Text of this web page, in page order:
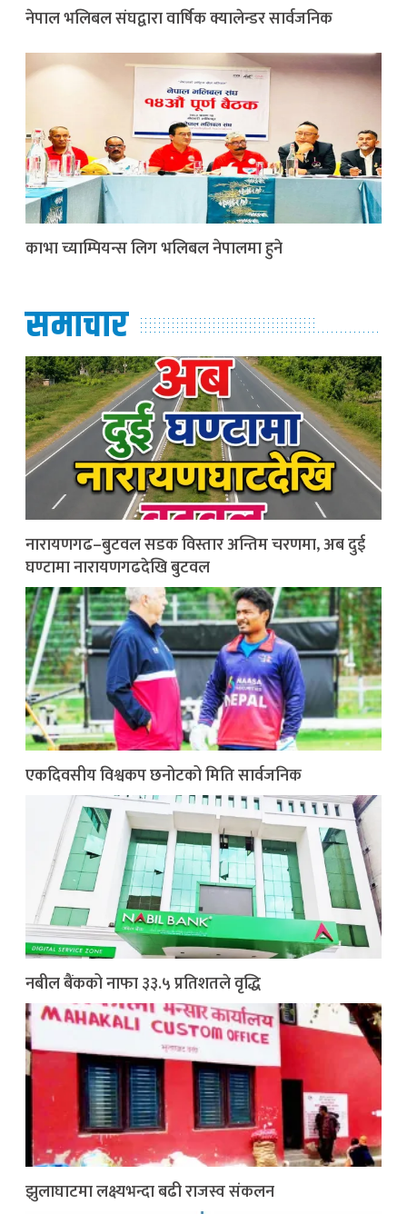
नेपाल भलिबल संघद्वारा वार्षिक क्यालेन्डर सार्वजनिक
काभा च्याम्पियन्स लिग भलिबल नेपालमा हुने
समाचार
नारायणगढ–बुटवल सडक विस्तार अन्तिम चरणमा, अब दुई
घण्टामा नारायणगढदेखि बुटवल
एकदिवसीय विश्वकप छनोटको मिति सार्वजनिक
नबील बैंकको नाफा ३३.५ प्रतिशतले वृद्धि
झुलाघाटमा लक्ष्यभन्दा बढी राजस्व संकलन